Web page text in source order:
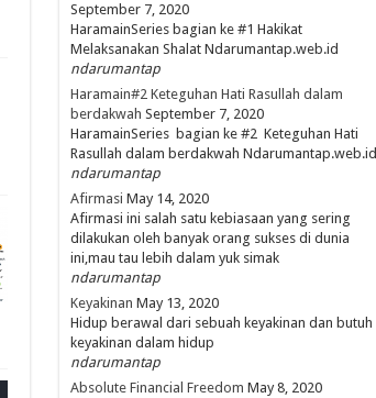
September 7, 2020
HaramainSeries bagian ke #1 Hakikat
Melaksanakan Shalat Ndarumantap.web.id
ndarumantap
Haramain#2 Keteguhan Hati Rasullah dalam
berdakwah September 7, 2020
HaramainSeries bagian ke #2 Keteguhan Hati
Rasullah dalam berdakwah Ndarumantap.web.id
ndarumantap
Afirmasi May 14, 2020
Afirmasi ini salah satu kebiasaan yang sering
dilakukan oleh banyak orang sukses di dunia
ini,mau tau lebih dalam yuk simak
ndarumantap
Keyakinan May 13, 2020
Hidup berawal dari sebuah keyakinan dan butuh
keyakinan dalam hidup
ndarumantap
Absolute Financial Freedom May 8, 2020